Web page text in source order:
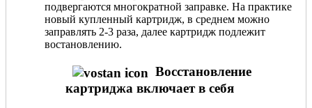
подвергаются многократной заправке. На практике
новый купленный картридж, в среднем можно
заправлять 2-3 раза, далее картридж подлежит
востановлению.
Восстановление
картриджа включает в себя